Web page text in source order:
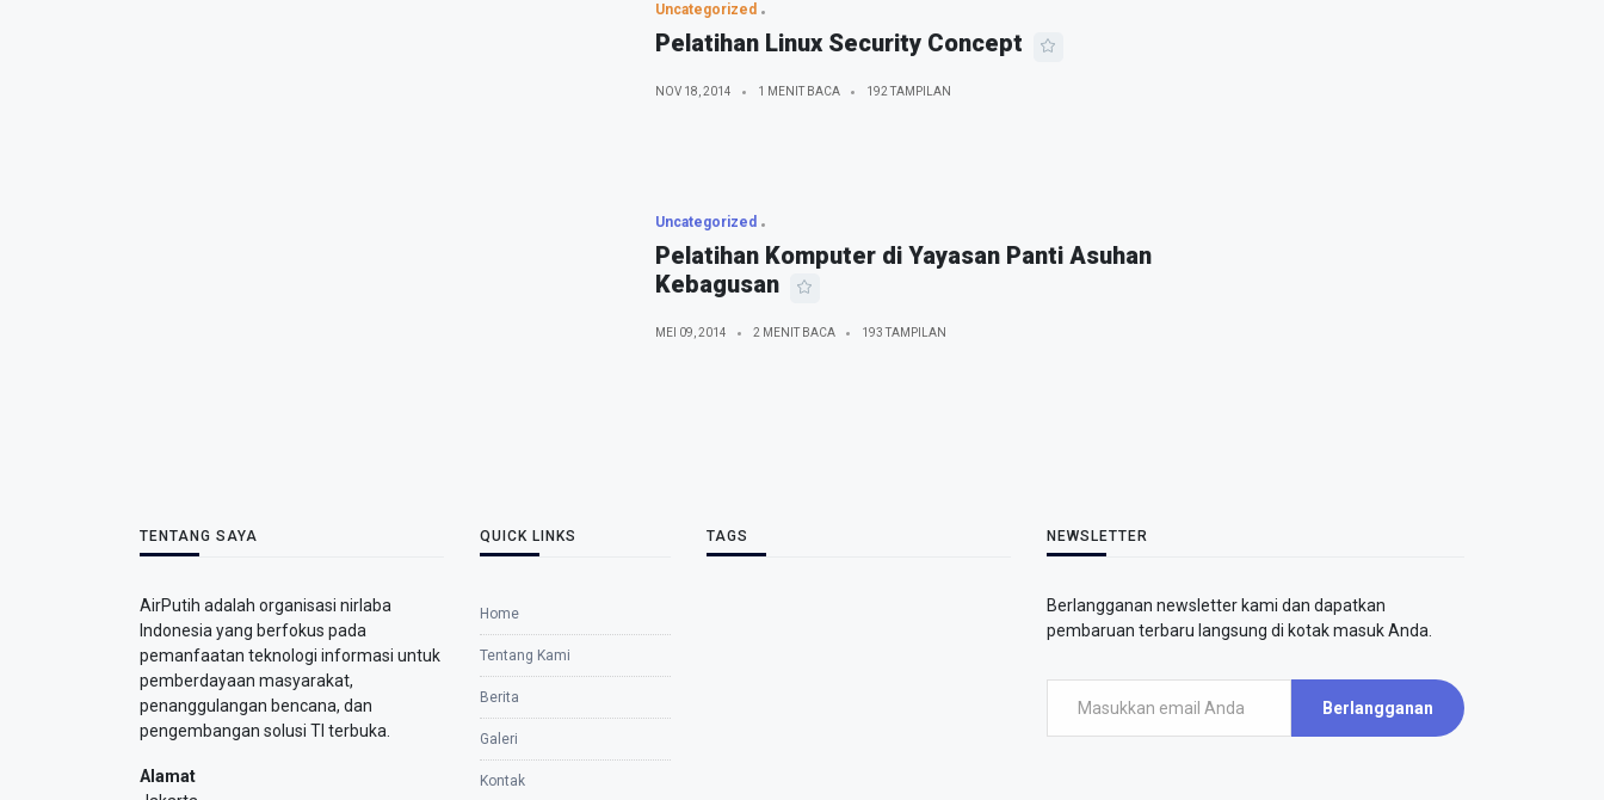
Uncategorized
Pelatihan Linux Security Concept
NOV 18, 2014 1 MENIT BACA 192 TAMPILAN
Uncategorized
Pelatihan Komputer di Yayasan Panti Asuhan
Kebagusan
MEI 09, 2014 2 MENIT BACA 193 TAMPILAN
TENTANG SAYA
AirPutih adalah organisasi nirlaba
Indonesia yang berfokus pada
pemanfaatan teknologi informasi untuk
pemberdayaan masyarakat,
penanggulangan bencana, dan
pengembangan solusi TI terbuka.
Alamat
QUICK LINKS
Home
Tentang Kami
Berita
Galeri
Kontak
TAGS NEWSLETTER
Berlangganan newsletter kami dan dapatkan
pembaruan terbaru langsung di kotak masuk Anda.
Berlangganan